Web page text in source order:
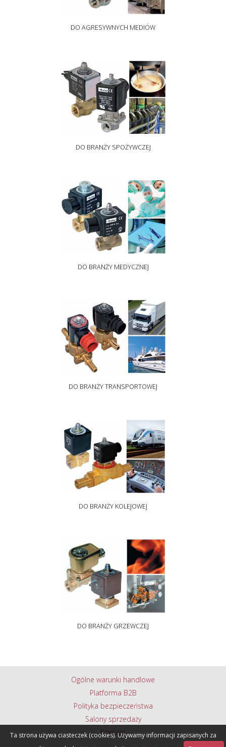
DO AGRESYWNYCH MEDIÓW
DO BRANŻY SPOŻYWCZEJ
DO BRANŻY MEDYCZNEJ
DO BRANŻY TRANSPORTOWEJ
DO BRANŻY KOLEJOWEJ
DO BRANŻY GRZEWCZEJ
Ogólne warunki handlowe
Platforma B2B
Polityka bezpieczeństwa
Salony sprzedaży
Kontakt
Ta strona używa ciasteczek (cookies). Używamy informacji zapisanych za